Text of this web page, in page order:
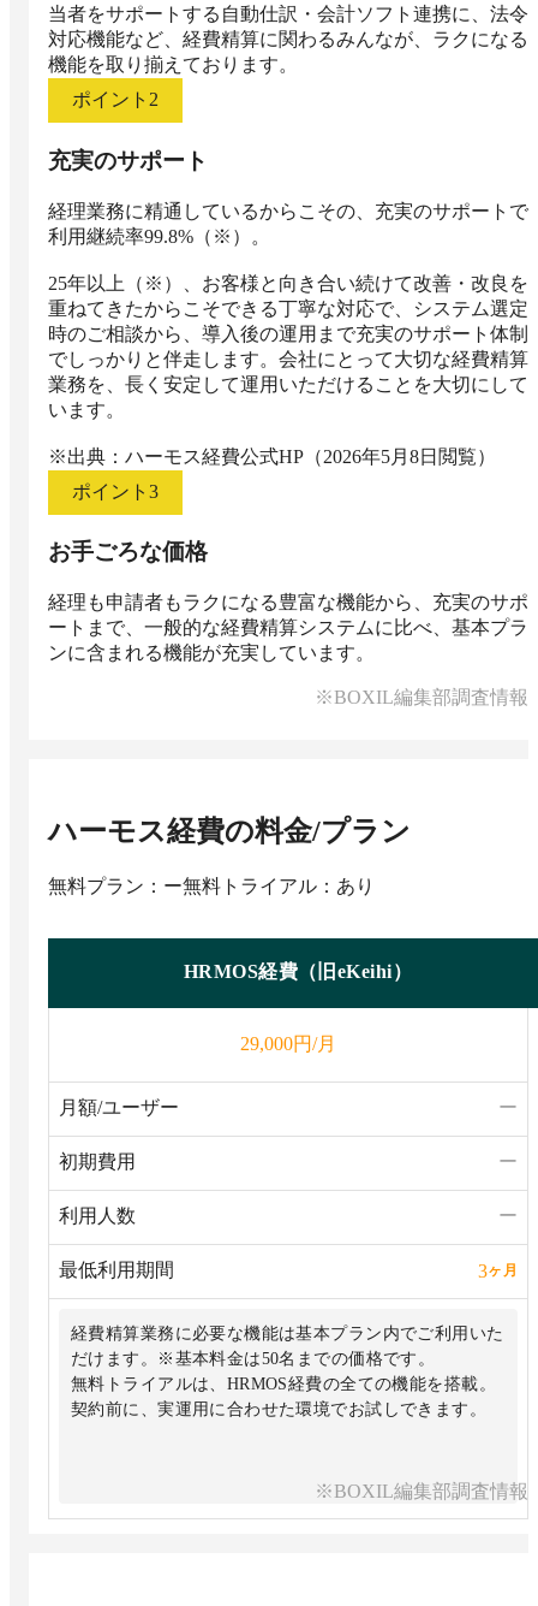
当者をサポートする自動仕訳・会計ソフト連携に、法令
対応機能など、経費精算に関わるみんなが、ラクになる
機能を取り揃えております。
ポイント 2
充実のサポート
経理業務に精通しているからこその、充実のサポートで
利用継続率99.8%（※）。
25年以上（※）、お客様と向き合い続けて改善・改良を
重ねてきたからこそできる丁寧な対応で、システム選定
時のご相談から、導入後の運用まで充実のサポート体制
でしっかりと伴走します。会社にとって大切な経費精算
業務を、長く安定して運用いただけることを大切にして
います。
※出典：ハーモス経費公式HP（2026年5月8日閲覧）
ポイント 3
お手ごろな価格
経理も申請者もラクになる豊富な機能から、充実のサポ
ートまで、一般的な経費精算システムに比べ、基本プラ
ンに含まれる機能が充実しています。
※BOXIL編集部調査情報
ハーモス経費の料金/プラン
無料プラン：ー無料トライアル：あり
HRMOS経費（旧eKeihi）
29,000円/月
月額/ユーザー ー
初期費用 ー
利用人数 ー
最低利用期間 3ヶ月
経費精算業務に必要な機能は基本プラン内でご利用いた
だけます。※基本料金は50名までの価格です。
無料トライアルは、HRMOS経費の全ての機能を搭載。
※BOXIL編集部調査情報